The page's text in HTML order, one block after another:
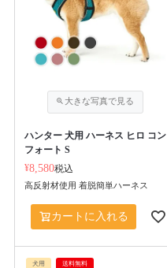
ハンター 犬用 ハーネス ヒロ コン
フォート S
¥8,580税込
高反射材使用 着脱簡単ハーネス
カートに入れる
犬用 送料無料